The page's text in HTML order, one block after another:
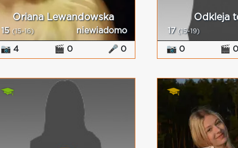
Oriana Lewandowska
15 (15-16) niewiadomo
📷 4 🎬 0 🎤 0
Odkleja
17 (15-19)
📷 0 🎬 0